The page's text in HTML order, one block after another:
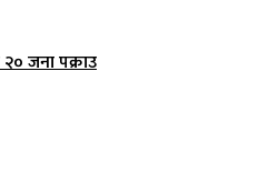
जना पक्राउ